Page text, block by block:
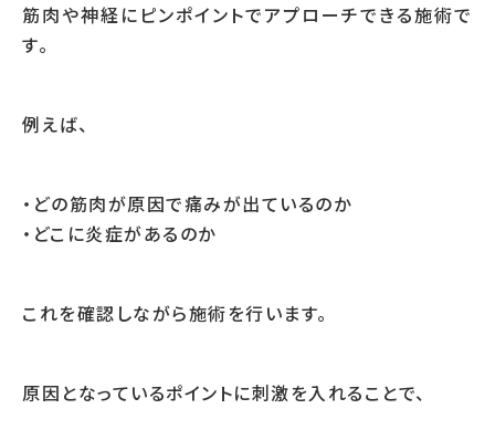
筋肉や神経にピンポイントでアプローチできる施術で
す。
例えば、
・どの筋肉が原因で痛みが出ているのか
・どこに炎症があるのか
これを確認しながら施術を行います。
原因となっているポイントに刺激を入れることで、